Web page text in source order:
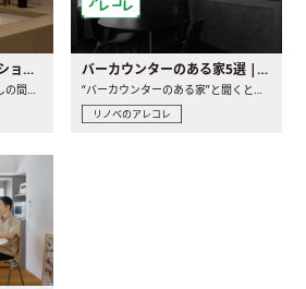
洗面所・洗面台リノベーションの事例と間取りアイデア
毎日使う場所だからこそ、少しの間取りの工夫や素材の選び方で..
バーカウンターのある家5選 | 日常に馴染む“距離の近い”キッチンとは
“バーカウンターのある家”と聞くと、少し特別な、大人のための..
リノベのアレコレ